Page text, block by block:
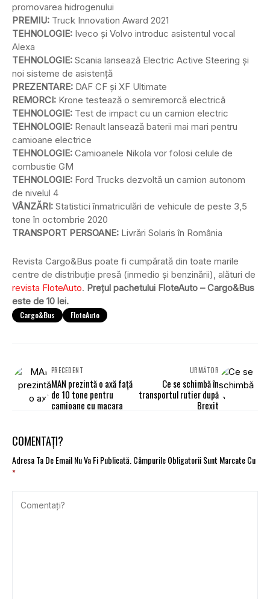
promovarea hidrogenului
PREMIU: Truck Innovation Award 2021
TEHNOLOGIE: Iveco și Volvo introduc asistentul vocal
Alexa
TEHNOLOGIE: Scania lansează Electric Active Steering și
noi sisteme de asistență
PREZENTARE: DAF CF și XF Ultimate
REMORCI: Krone testează o semiremorcă electrică
TEHNOLOGIE: Test de impact cu un camion electric
TEHNOLOGIE: Renault lansează baterii mai mari pentru
camioane electrice
TEHNOLOGIE: Camioanele Nikola vor folosi celule de
combustie GM
TEHNOLOGIE: Ford Trucks dezvoltă un camion autonom
de nivelul 4
VÂNZĂRI: Statistici înmatriculări de vehicule de peste 3,5
tone în octombrie 2020
TRANSPORT PERSOANE: Livrări Solaris în România
Revista Cargo&Bus poate fi cumpărată din toate marile
centre de distribuție presă (inmedio și benzinării), alături de
revista FloteAuto. Prețul pachetului FloteAuto – Cargo&Bus
este de 10 lei.
Cargo&Bus FloteAuto
PRECEDENT
MAN prezintă o axă față
de 10 tone pentru
camioane cu macara
URMĂTOR
Ce se schimbă în
transportul rutier după
Brexit
COMENTAȚI?
Adresa Ta De Email Nu Va Fi Publicată. Câmpurile Obligatorii Sunt Marcate Cu
*